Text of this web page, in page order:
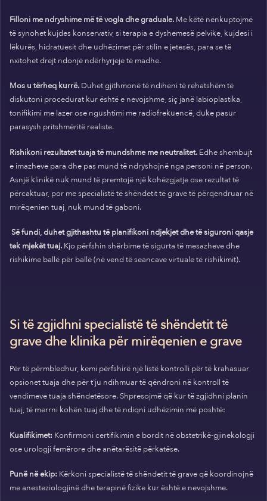
Filloni me ndryshime më të vogla dhe graduale. Me këtë nënkuptojmë
të synohet kujdes konservativ, si terapia e dyshemesë pelvike, kujdesi i
lëkurës, hidratuesit dhe udhëzimet për stilin e jetesës, para se të
nxitohet drejt ndonjë ndërhyrjeje të madhe.
Mos u tërheq kurrë. Duhet gjithmonë të ndiheni të rehatshëm të
diskutoni procedurat kur është e nevojshme, siç janë labioplastika,
tonifikimi me lazer ose ngushtimi me radiofrekuencë, duke pasur
parasysh pritshmëritë realiste.
Rishikoni rezultatet tuaja të mundshme me neutralitet. Edhe shembujt
e imazheve para dhe pas mund të ndryshojnë nga personi në person.
Asnjë klinikë nuk mund të premtojë një kohëzgjatje ose rezultat të
përcaktuar, por me specialistë të shëndetit të grave të përqendruar në
mirëqenien tuaj, nuk mund të gaboni.
Së fundi, duhet gjithashtu të planifikoni ndjekjet dhe të siguroni qasje
tek mjekët tuaj. Kjo përfshin shërbime të sigurta të mesazheve dhe
rishikime ballë për ballë (në vend të seancave virtuale të rishikimit).
Si të zgjidhni specialistë të shëndetit të
grave dhe klinika për mirëqenien e grave
Për të përmbledhur, kemi përfshirë një listë kontrolli për të krahasuar
opsionet tuaja dhe për t'ju ndihmuar të qëndroni në kontroll të
vendimeve tuaja shëndetësore. Shpresojmë që kur të zgjidhni planin
tuaj, të merrni kohën tuaj dhe të ndiqni udhëzimin më poshtë:
Kualifikimet: Konfirmoni certifikimin e bordit në obstetrikë-gjinekologji
ose urologji femërore dhe anëtarësitë përkatëse.
Punë në ekip: Kërkoni specialistë të shëndetit të grave që koordinojnë
me anesteziologjinë dhe terapinë fizike kur është e nevojshme.